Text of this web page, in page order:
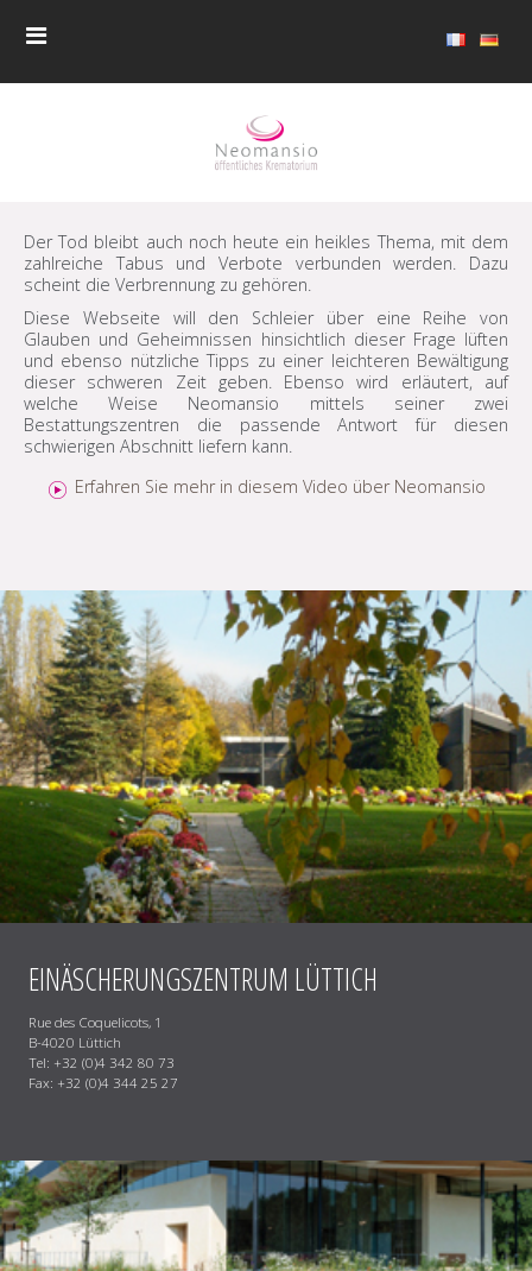
Der Tod bleibt auch noch heute ein heikles Thema, mit dem
zahlreiche Tabus und Verbote verbunden werden. Dazu
scheint die Verbrennung zu gehören.
Diese Webseite will den Schleier über eine Reihe von
Glauben und Geheimnissen hinsichtlich dieser Frage lüften
und ebenso nützliche Tipps zu einer leichteren Bewältigung
dieser schweren Zeit geben. Ebenso wird erläutert, auf
welche Weise Neomansio mittels seiner zwei
Bestattungszentren die passende Antwort für diesen
schwierigen Abschnitt liefern kann.
Erfahren Sie mehr in diesem Video über Neomansio
EINÄSCHERUNGSZENTRUM LÜTTICH
Rue des Coquelicots, 1
B-4020 Lüttich
Tel: +32 (0)4 342 80 73
Fax: +32 (0)4 344 25 27